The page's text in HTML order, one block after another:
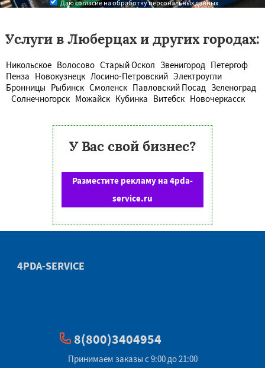
Даю согласие на обработку персональных данных
Услуги в Люберцах и других городах:
Никольское Волосово Старый Оскол Звенигород Петергоф
Пенза Новокузнецк Лосино-Петровский Электроугли
Бронницы Рыбинск Смоленск Павловский Посад Зеленоград
Солнечногорск Можайск Кубинка Витебск Новочеркасск
У Вас свой бизнес?
Разместите рекламу на 4pda-
service.ru
4PDA-SERVICE
8(800)3404954
Принимаем заказы с 9:00 до 21:00